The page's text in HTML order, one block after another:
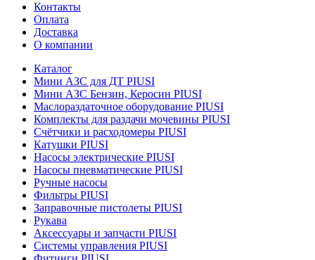
Контакты
Оплата
Доставка
О компании
Каталог
Мини АЗС для ДТ PIUSI
Мини АЗС Бензин, Керосин PIUSI
Маслораздаточное оборудование PIUSI
Комплекты для раздачи мочевины PIUSI
Счётчики и расходомеры PIUSI
Катушки PIUSI
Насосы электрические PIUSI
Насосы пневматические PIUSI
Ручные насосы
Фильтры PIUSI
Заправочные пистолеты PIUSI
Рукава
Аксессуары и запчасти PIUSI
Системы управления PIUSI